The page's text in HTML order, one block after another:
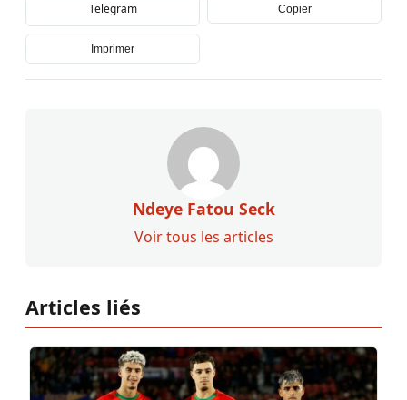
Telegram Copier
Imprimer
Ndeye Fatou Seck
Voir tous les articles
Articles liés